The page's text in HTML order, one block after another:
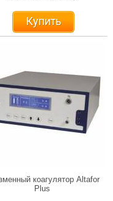
Купить
коагулятор Altafor
Plus